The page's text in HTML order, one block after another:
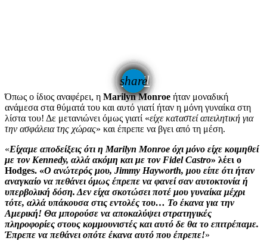
share
email
Όπως ο ίδιος αναφέρει, η Marilyn Monroe ήταν μοναδική
ανάμεσα στα θύματά του και αυτό γιατί ήταν η μόνη γυναίκα στη
λίστα του! Δε μετανιώνει όμως γιατί «είχε καταστεί απειλητική για
την ασφάλεια της χώρας» και έπρεπε να βγει από τη μέση.
«Είχαμε αποδείξεις ότι η Marilyn Monroe όχι μόνο είχε κοιμηθεί
με τον Kennedy, αλλά ακόμη και με τον Fidel Castro» λέει ο
Hodges. «Ο ανώτερός μου, Jimmy Hayworth, μου είπε ότι ήταν
αναγκαίο να πεθάνει όμως έπρεπε να φανεί σαν αυτοκτονία ή
υπερβολική δόση. Δεν είχα σκοτώσει ποτέ μου γυναίκα μέχρι
τότε, αλλά υπάκουσα στις εντολές του… Το έκανα για την
Αμερική! Θα μπορούσε να αποκαλύψει στρατηγικές
πληροφορίες στους κομμουνιστές και αυτό δε θα το επιτρέπαμε.
Έπρεπε να πεθάνει οπότε έκανα αυτό που έπρεπε!»